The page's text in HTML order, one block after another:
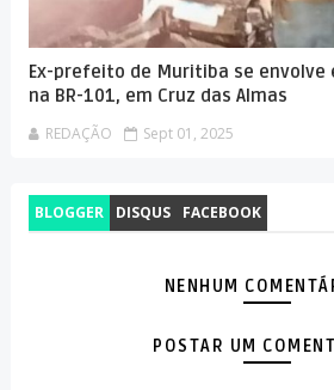
Ex-prefeito de Muritiba se envolve
na BR-101, em Cruz das Almas
REDAÇÃO Sept 01, 2025
BLOGGER DISQUS FACEBOOK
NENHUM
POSTAR UM